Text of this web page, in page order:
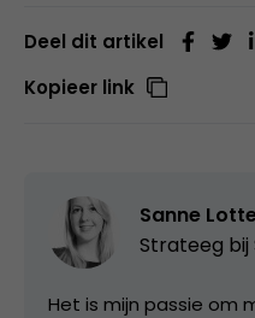
Deel dit artikel
Kopieer link
Sanne
Strateeg bij
Het is mijn passie om